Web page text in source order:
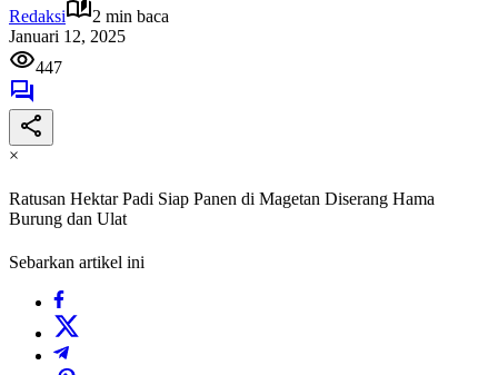
Redaksi
2 min baca
Januari 12, 2025
447
×
Ratusan Hektar Padi Siap Panen di Magetan Diserang Hama
Burung dan Ulat
Sebarkan artikel ini